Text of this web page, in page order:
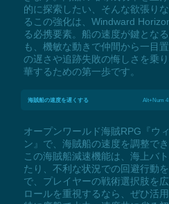
的に探索したい、そんな欲張り
るこの強化は、Windward
る必携要素。船の速度が鍵とな
も、機敏な動きで仲間から一目
の遅さや追跡失敗の悔しさを乗
華するための第一歩です。
海賊船の速度を遅くする Alt+Num 4
オープンワールド海賊RPG『ウ
ン』で、海賊船の速度を調整で
この海賊船減速機能は、海上バ
たり、不利な状況での回避行動
で、プレイヤーの戦術選択肢を
ロールを重視するなら、ぜひ活